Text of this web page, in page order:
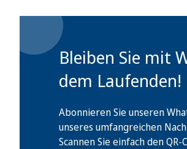
Bleiben Sie mit
dem Laufenden!
Abonnieren Sie unseren
unseres umfangreichen
Scannen Sie einfach den